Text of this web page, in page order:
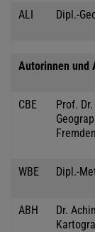
ALI Dipl.-
Autorinnen und
CBE
Prof.
WBE Dipl.-
ABH
Dr.